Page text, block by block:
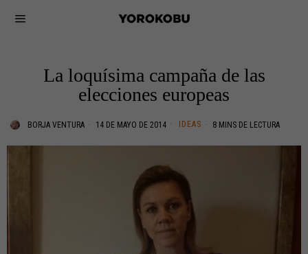
La loquísima campaña de las
elecciones europeas
BORJA VENTURA 14 DE MAYO DE 2014 IDEAS 8 MINS DE LECTURA